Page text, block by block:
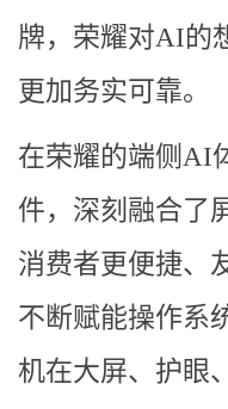
牌，荣耀对AI的
更加务实可靠。
在荣耀的端侧AI
件，深刻融合了
消费者更便捷、
不断赋能操作系
机在大屏、护眼